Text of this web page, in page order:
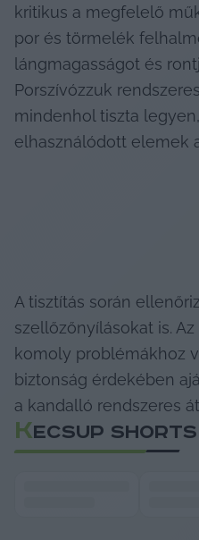
kritikus a megfelelő
por és törmelék
lángmagasságot és
Porszívózzuk
mindenhol tiszta
elhasználódott elemek
A tisztítás során
szellőzőnyílásokat is.
komoly problémákhoz
biztonság érdekében
a kandalló rendszeres
KECSUP SHORTS